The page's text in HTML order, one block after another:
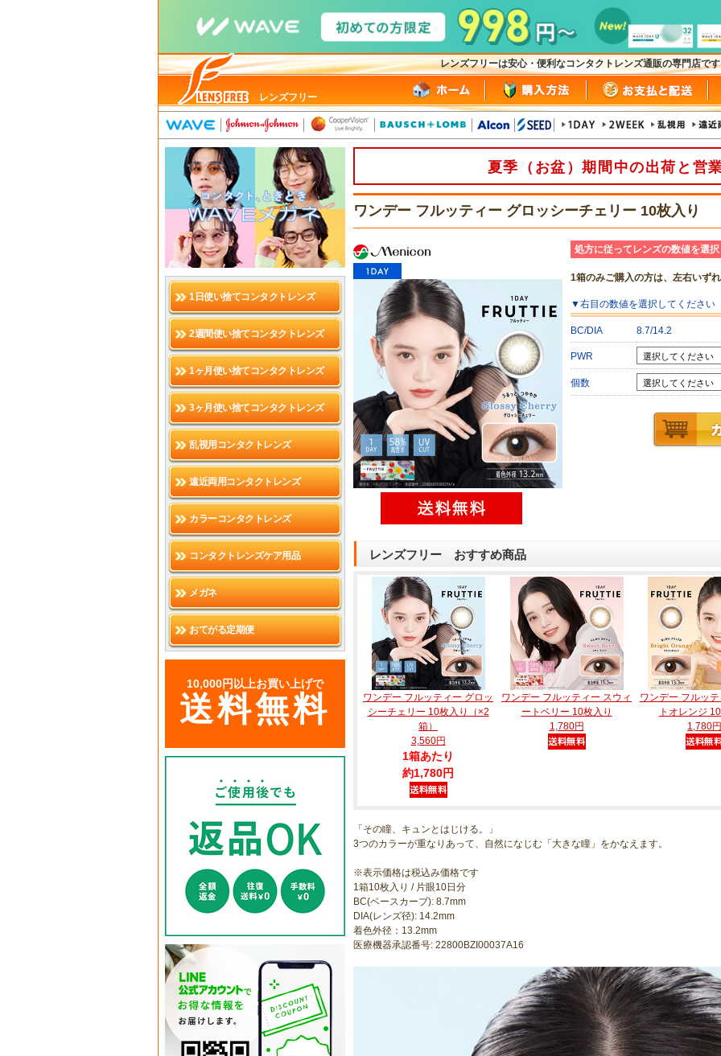
レンズフリーは安心・便利なコンタクトレンズ通販の専門店で
レンズフリー
1日使い捨てコンタクトレンズ
2週間使い捨てコンタクトレンズ
1ヶ月使い捨てコンタクトレンズ
3ヶ月使い捨てコンタクトレンズ
乱視用コンタクトレンズ
遠近両用コンタクトレンズ
カラーコンタクトレンズ
コンタクトレンズケア用品
メガネ
おてがる定期便
10,000円以上お買い上げで
送料無料
夏季（お盆）期間中の出荷と営
ワンデー フルッティー グロッシーチェリー 10枚入り
処方に従ってレンズの数値を選
1箱のみご購入の方は、左右いず
▼右目の数値を選択してください
BC/DIA 8.7/14.2
PWR
個数
レンズフリー おすすめ商品
ワンデー フルッティー グロッ
シーチェリー 10枚入り（×2
箱）
3,560円
1箱あたり
約1,780円
ワンデー フルッティー スウィ
ートベリー 10枚入り
1,780円
ワンデー フルッ
トオレンジ
1,780円
「その瞳、キュンとはじける。」
3つのカラーが重なりあって、自然になじむ「大きな瞳」をかなえます。
※表示価格は税込み価格です
1箱10枚入り / 片眼10日分
BC(ベースカーブ): 8.7mm
DIA(レンズ径): 14.2mm
着色外径：13.2mm
医療機器承認番号: 22800BZI00037A16